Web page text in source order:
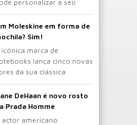
personalizar a seu
Moleskine em forma de
Sim!
icónica marca de
lança cinco novas
da sua clássica
DeHaan é novo rosto
Prada Homme
actor americano